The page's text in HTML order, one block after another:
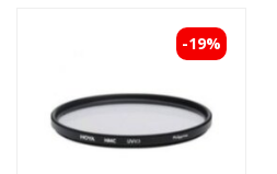
-19%